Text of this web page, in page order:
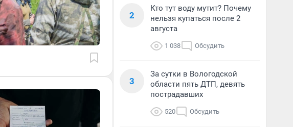
2
Кто тут воду мутит? Почему
нельзя купаться после 2
августа
1 038 Обсудить
3
За сутки в Вологодской
области пять ДТП, девять
пострадавших
520 Обсудить